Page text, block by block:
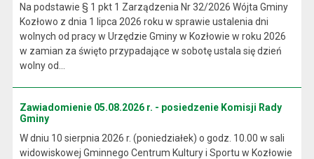
Na podstawie § 1 pkt 1 Zarządzenia Nr 32/2026 Wójta Gminy
Kozłowo z dnia 1 lipca 2026 roku w sprawie ustalenia dni
wolnych od pracy w Urzędzie Gminy w Kozłowie w roku 2026
w zamian za święto przypadające w sobotę ustala się dzień
wolny od...
Zawiadomienie 05.08.2026 r. - posiedzenie Komisji Rady
Gminy
W dniu 10 sierpnia 2026 r. (poniedziałek) o godz. 10.00 w sali
widowiskowej Gminnego Centrum Kultury i Sportu w Kozłowie